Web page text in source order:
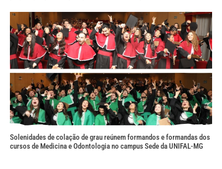
Solenidades de colação de grau reúnem formandos e formandas dos
cursos de Medicina e Odontologia no campus Sede da UNIFAL-MG